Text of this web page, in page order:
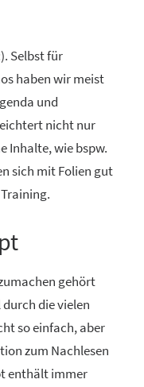
Selbst für
haben wir meist
und
nicht nur
Inhalte, wie bspw.
sich mit Folien gut
gehört
die vielen
so einfach, aber
zum Nachlesen
enthält immer